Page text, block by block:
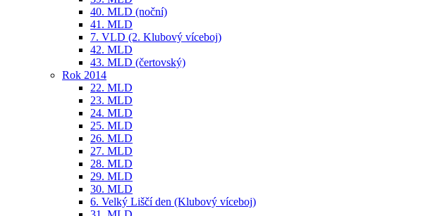
40. MLD (noční)
41. MLD
7. VLD (2. Klubový víceboj)
42. MLD
43. MLD (čertovský)
Rok 2014
22. MLD
23. MLD
24. MLD
25. MLD
26. MLD
27. MLD
28. MLD
29. MLD
30. MLD
6. Velký Liščí den (Klubový víceboj)